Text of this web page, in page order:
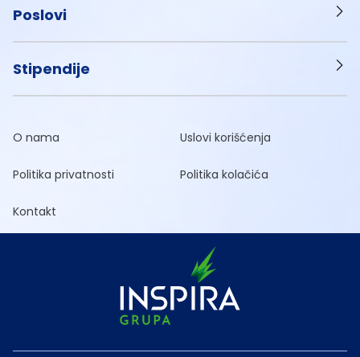
Poslovi
Stipendije
O nama Uslovi korišćenja
Politika privatnosti Politika kolačića
Kontakt